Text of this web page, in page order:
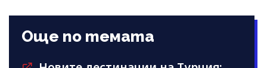
Още по темата